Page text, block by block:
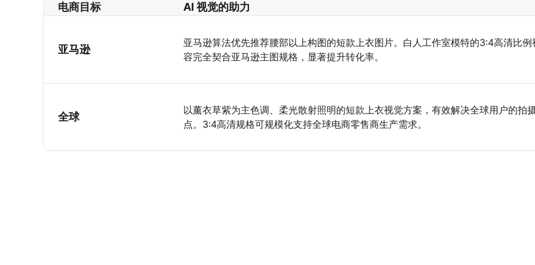
电商目标 AI 视觉的助力
亚马逊
亚马逊算法优先推荐腰部以上构图的短款上衣图片。白人工作室模特的3:4高清比例
容完全契合亚马逊主图规格，显著提升转化率。
全球
以薰衣草紫为主色调、柔光散射照明的短款上衣视觉方案，有效解决全球用户的拍
点。3:4高清规格可规模化支持全球电商零售商生产需求。